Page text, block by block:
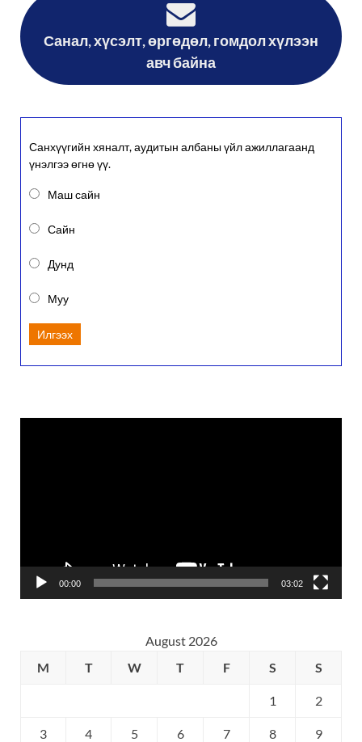
Санал, хүсэлт, өргөдөл, гомдол хүлээн
авч байна
Санхүүгийн хяналт, аудитын албаны үйл ажиллагаанд
үнэлгээ өгнө үү.
Маш сайн
Сайн
Дунд
Муу
Илгээх
00:00 03:02
August 2026
M
T W T F S S
1 2
3 4 5 6 7 8 9